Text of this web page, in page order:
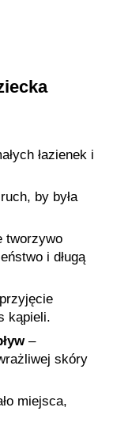
łazienek i
by była
tworzywo
i długą
kąpieli.
–
skóry
miejsca,